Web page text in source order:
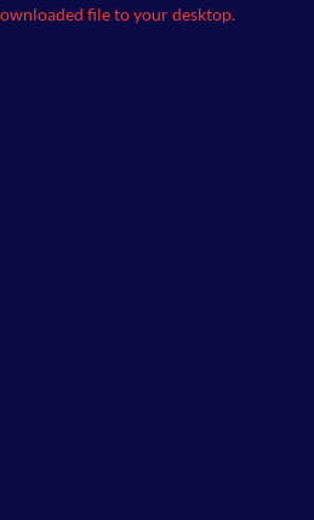
file to your desktop.